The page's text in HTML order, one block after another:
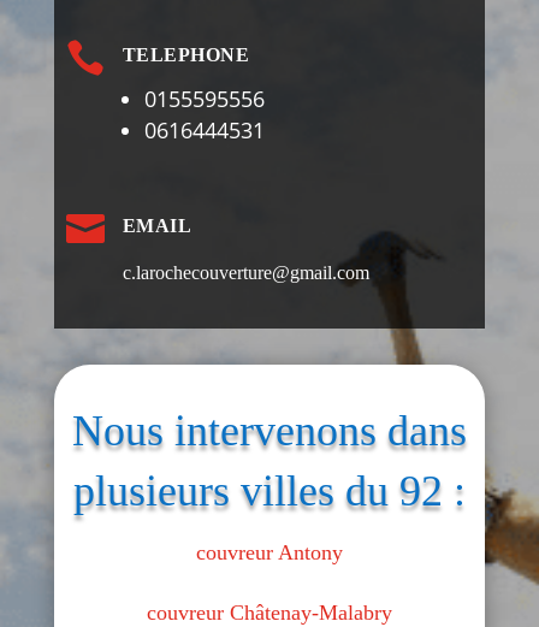
 TELEPHONE
0155595556
0616444531
 EMAIL
c.larochecouverture@gmail.com
Nous intervenons dans
plusieurs villes du 92 :
couvreur Antony
couvreur Châtenay-Malabry